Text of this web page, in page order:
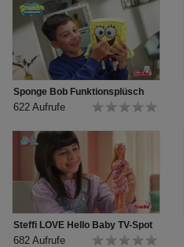
Sponge Bob Funktionsplüsch
622 Aufrufe
Steffi LOVE Hello Baby TV-Spot
682 Aufrufe